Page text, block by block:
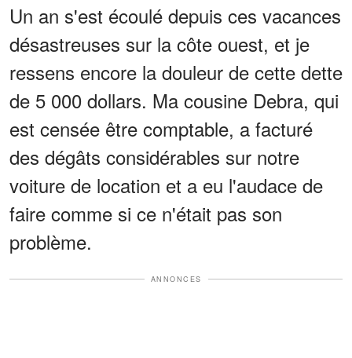
Un an s'est écoulé depuis ces vacances
désastreuses sur la côte ouest, et je
ressens encore la douleur de cette dette
de 5 000 dollars. Ma cousine Debra, qui
est censée être comptable, a facturé
des dégâts considérables sur notre
voiture de location et a eu l'audace de
faire comme si ce n'était pas son
problème.
ANNONCES